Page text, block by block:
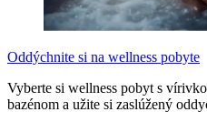
Oddýchnite si na wellness pobyte
Vyberte si wellness pobyt s
bazénom a užite si zaslúžený